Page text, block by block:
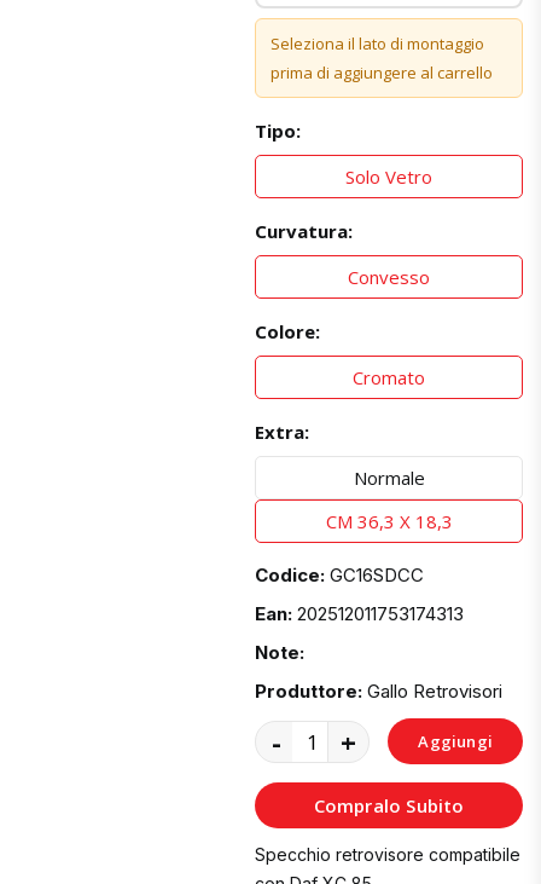
Seleziona il lato di montaggio
prima di aggiungere al carrello
Tipo:
Solo Vetro
Curvatura:
Convesso
Colore:
Cromato
Extra:
Normale
CM 36,3 X 18,3
Codice: GC16SDCC
Ean: 202512011753174313
Note:
Produttore: Gallo Retrovisori
- + Aggiungi
al
Carrello
Compralo Subito
Specchio retrovisore compatibile